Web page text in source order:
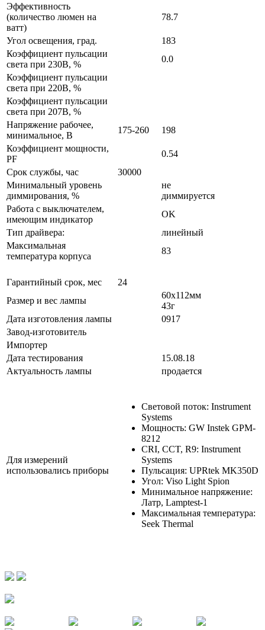
Эффективность
(количество люмен на
ватт)
78.7
Угол освещения, град.
183
Коэффициент пульсации
света при 230В, %
0.0
Коэффициент пульсации
света при 220В, %
Коэффициент пульсации
света при 207В, %
Напряжение рабочее,
минимальное, В
175-260
198
Коэффициент мощности,
PF
0.54
Срок службы, час
30000
Минимальный уровень
диммирования, %
не
диммируется
Работа с выключателем,
имеющим индикатор
OK
Тип драйвера:
линейный
Максимальная
температура корпуса
83
Гарантийный срок, мес
24
Размер и вес лампы
60x112мм
43г
Дата изготовления лампы
0917
Завод-изготовитель
Импортер
Дата тестирования
15.08.18
Актуальность лампы
продается
Для измерений
использовались приборы
Световой поток: Instrument
Systems
Мощность: GW Instek GPM-
8212
CRI, CCT, R9: Instrument
Systems
Пульсация: UPRtek MK350D
Угол: Viso Light Spion
Минимальное напряжение:
Латр, Lamptest-1
Максимальная температура:
Seek Thermal